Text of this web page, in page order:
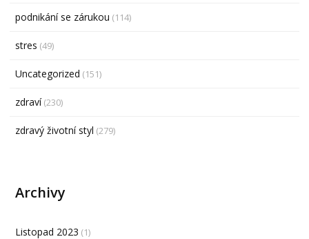
podnikání se zárukou (114)
stres (49)
Uncategorized (151)
zdraví(230)
zdravý životní styl (279)
Archivy
Listopad 2023 (1)